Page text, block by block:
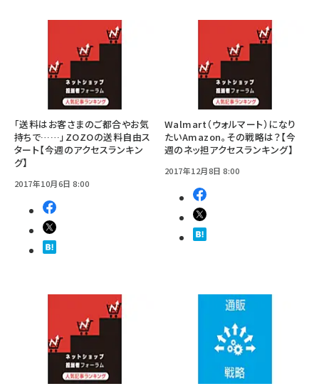
「送料はお客さまのご都合やお気
持ちで……」ZOZOの送料自由ス
タート【今週のアクセスランキン
グ】
2017年10月6日 8:00
Walmart（ウォルマート）になり
たいAmazon。その戦略は？【今
週のネッ担アクセスランキング】
2017年12月8日 8:00